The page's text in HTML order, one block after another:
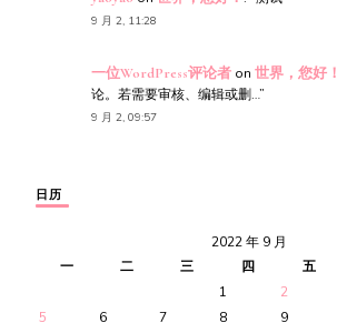
9 月 2, 11:28
一位WordPress评论者 on 世界，您好！
论。若需要审核、编辑或删…”
9 月 2, 09:57
日历
2022 年 9 月
一
二 三 四 五
1
2
5
6 7 8 9